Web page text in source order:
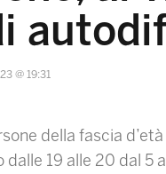
@ 19:31
della fascia
dalle 19 alle 20 dal 5